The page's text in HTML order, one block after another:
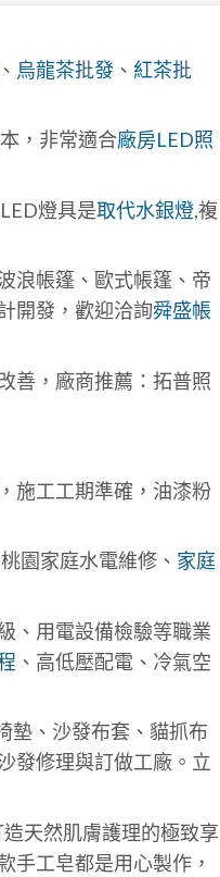
烏龍茶批發、 紅茶批
，非常適合廠房LED照
燈具是取代水銀燈,複
浪帳篷、歐式帳篷、帝
開發，歡迎洽詢舜盛帳
善，廠商推薦：拓普照
施工工期準確，油漆粉
園家庭水電維修、 家庭
、用電設備檢驗等職業
、高低壓配電、冷氣空
墊、沙發布套、貓抓布
發修理與訂做工廠。立
天然肌膚護理的極致享
手工皂都是用心製作，